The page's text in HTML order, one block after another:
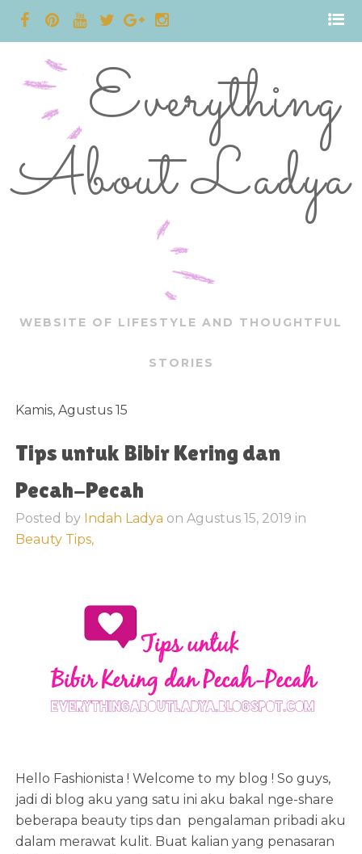
Everything
About Ladya
WEBSITE OF LIFESTYLE AND THOUGHTFUL
STORIES
Kamis, Agustus 15
Tips untuk Bibir Kering dan
Pecah-Pecah
Posted by Indah Ladya onAgustus 15, 2019 in
Beauty Tips,
Hello Fashionista ! Welcome to my blog ! So guys,
jadi di blog aku yang satu ini aku bakal nge-share
beberapa beauty tips dan pengalaman pribadi aku
dalam merawat kulit. Buat kalian yang penasaran